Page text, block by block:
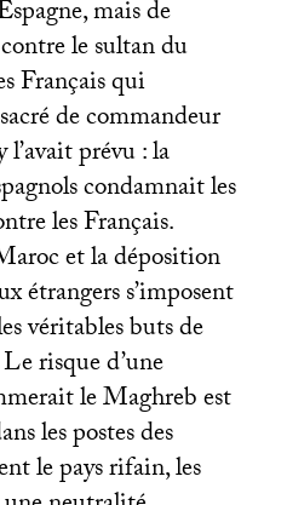
mais de
le sultan du
Français qui
de commandeur
prévu : la
condamnait les
les Français.
et la déposition
étrangers s’imposent
véritables buts de
risque d’une
le Maghreb est
les postes des
le pays rifain, les